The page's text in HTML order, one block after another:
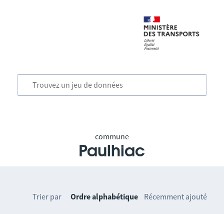
commune
Paulhiac
Trier par Ordre alphabétique Récemment ajouté